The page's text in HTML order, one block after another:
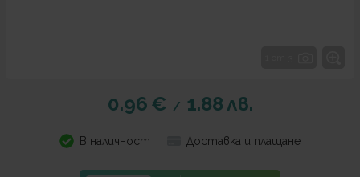
0.96 € / 1.88 лв.
В наличност Доставка и плащане